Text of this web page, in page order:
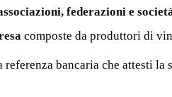
federazioni e
composte da produttori di
referenza bancaria che attesti